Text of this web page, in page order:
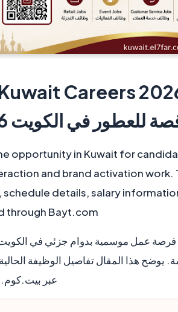
للعطور في الكويت 2026 بدوام جزئي
opportunity in Kuwait for
and brand activation work.
details, salary
through Bayt.com.
عمل موسمية بدوام جزئي في الكويت
يوضح هذا المقال تفاصيل الوظيفة
عبر بيت.كوم.